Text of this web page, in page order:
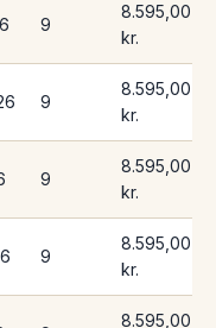
9
8.595,00
kr.
9
8.595,00
kr.
9
8.595,00
kr.
9
8.595,00
kr.
8.595,00